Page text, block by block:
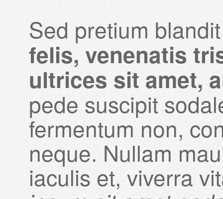
Sed pretium
felis, venenatis
ultrices sit amet,
pede suscipit
fermentum non,
neque. Nullam
iaculis et, viverra